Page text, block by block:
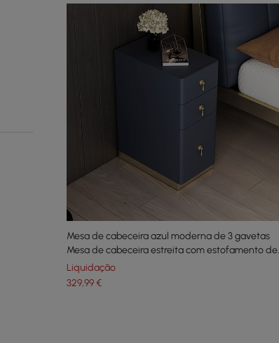
Mesa de cabeceira azul moderna de 3 gavetas
Mesa de cabeceira estreita com estofamento de
couro sintético
Liquidação
329,99€